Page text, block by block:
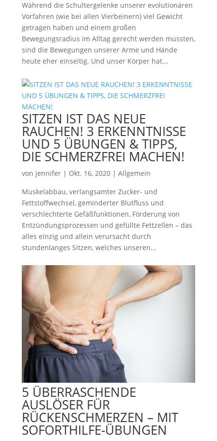
Während die Schultergelenke unserer evolutionären
Vorfahren (wie bei allen Vierbeinern) viel Gewicht
getragen haben und einem großen
Bewegungsradius im Alltag gerecht werden mussten,
sind die Bewegungen unserer Arme und Hände
heute eher einseitig. Und unser Körper hat...
SITZEN IST DAS NEUE
RAUCHEN! 3 ERKENNTNISSE
UND 5 ÜBUNGEN & TIPPS,
DIE SCHMERZFREI MACHEN!
von jennifer| Okt. 16, 2020| Allgemein
Muskelabbau, verlangsamter Zucker- und
Fettstoffwechsel, geminderter Blutfluss und
verschlechterte Gefäßfunktionen, Förderung von
Entzündungsprozessen und gefüllte Fettzellen – das
alles einzig und allein verursacht durch
stundenlanges Sitzen, welches unseren...
5 ÜBERRASCHENDE
AUSLÖSER FÜR
RÜCKENSCHMERZEN – MIT
SOFORTHILFE-ÜBUNGEN